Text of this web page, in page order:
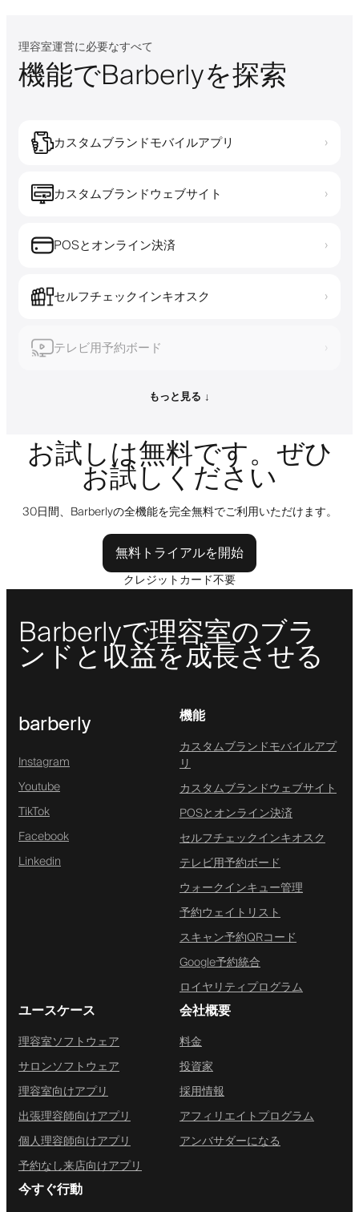
理容室運営に必要なすべて
機能でBarberlyを探索
カスタムブランドモバイルアプリ ›
カスタムブランドウェブサイト ›
POSとオンライン決済 ›
セルフチェックインキオスク ›
テレビ用予約ボード ›
もっと見る ↓
お試しは無料です。ぜひ
お試しください
30日間、Barberlyの全機能を完全無料でご利用いただけます。
無料トライアルを開始
クレジットカード不要
Barberlyで理容室のブラ
ンドと収益を成長させる
barberly
Instagram
Youtube
TikTok
Facebook
Linkedin
機能
カスタムブランドモバイルアプ
リ
カスタムブランドウェブサイト
POSとオンライン決済
セルフチェックインキオスク
テレビ用予約ボード
ウォークインキュー管理
予約ウェイトリスト
スキャン予約QRコード
Google予約統合
ロイヤリティプログラム
ユースケース
理容室ソフトウェア
サロンソフトウェア
理容室向けアプリ
出張理容師向けアプリ
個人理容師向けアプリ
予約なし来店向けアプリ
会社概要
料金
投資家
採用情報
アフィリエイトプログラム
アンバサダーになる
今すぐ行動